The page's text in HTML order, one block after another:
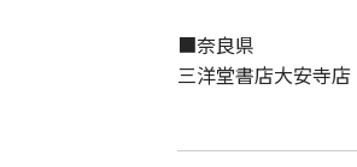
■奈良県
三洋堂書店大安寺店